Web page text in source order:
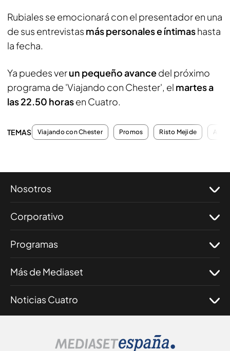
Rubiales se emocionará con el presentador en una
de sus entrevistas más personales e íntimashasta
la fecha.
Ya puedes verun pequeño avancedel próximo
programa de 'Viajando con Chester', el martes a
las 22.50 horasen Cuatro.
TEMAS Viajando con Chester Promos Risto Mejide
Nosotros
Corporativo
Programas
Más de Mediaset
Noticias Cuatro